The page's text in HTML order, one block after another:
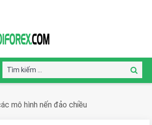
Tìm
kiếm:
Tìm
kiếm
mô hình nến đảo chiều